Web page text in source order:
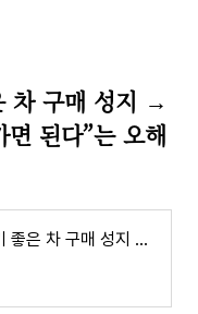
차 구매 성지 →
면 된다”는 오해
상하이 여행, 선물하기 좋은 차 구매 성지 → “예원에서 아무 찻집 들어가면 된다”는 오해부터